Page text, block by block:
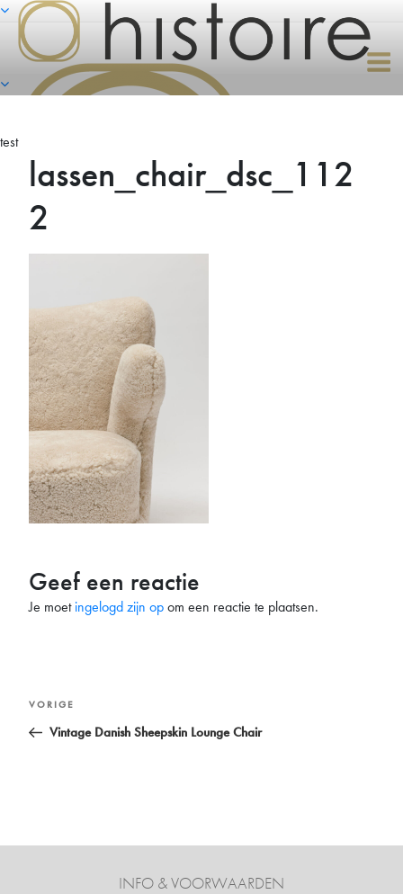
Naar
inhoud
springen
test
lassen_chair_dsc_112
2
Geef een reactie
Je moetingelogd zijn opom een reactie te plaatsen.
Bericht
navigatie
Vorig
bericht
VORIGE
Vintage Danish Sheepskin Lounge Chair
INFO & VOORWAARDEN